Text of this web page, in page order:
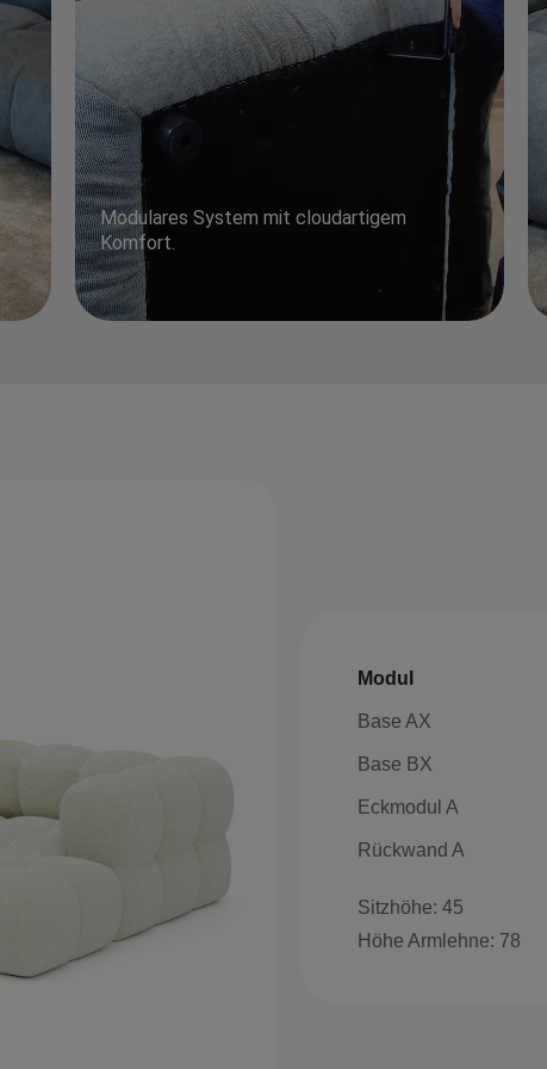
Modulares System mit cloudartigem
Komfort.
Modul
Base AX
Base BX
Eckmodul A
Rückwand A
Sitzhöhe: 45
Höhe Armlehne: 78